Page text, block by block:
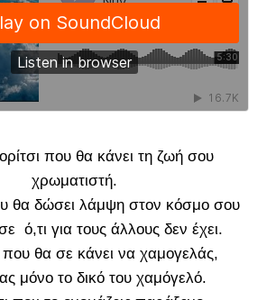
που θα κάνει τη ζωή σου
χρωματιστή.
θα δώσει λάμψη στον κόσμο σου
ό,τι για τους άλλους δεν έχει.
που θα σε κάνει να χαμογελάς,
μόνο το δικό του χαμόγελό.